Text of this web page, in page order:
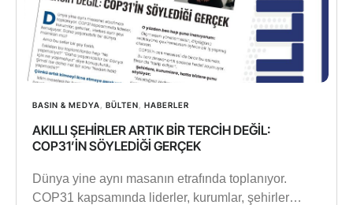
BASIN & MEDYA BÜLTEN HABERLER
AKILLI ŞEHİRLER ARTIK BİR TERCİH DEĞİL:
COP31’İN SÖYLEDİĞİ GERÇEK
Dünya yine aynı masanın etrafında toplanıyor.
COP31 kapsamında liderler, kurumlar, şehirler…